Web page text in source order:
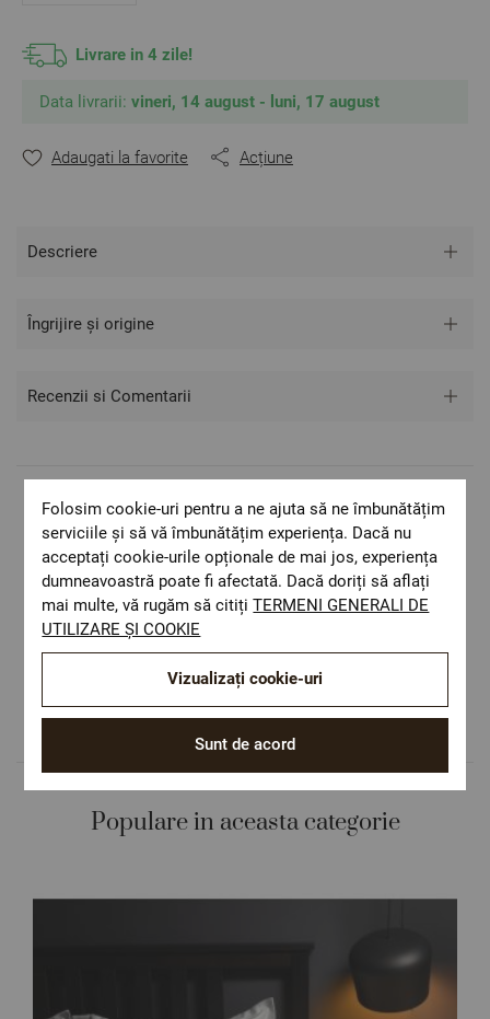
Față de pilotă: 100% Poliester
Densitate: 300 gr/m2
sau tonalitatea.
Livrare in 4 zile!
Data livrarii: vineri, 14 august - luni, 17 august
Adaugati la favorite Acțiune
Descriere
Îngrijire și origine
Recenzii si Comentarii
Livrare rapida
Costul de livrare este 19.60 lei pe teritoriul
României.
ОЕКО-ТЕX STANDARD 100
Materiale textile care sunt sigure pentru
sănătatea dumneavoastră.
Culori și imprimeuri pentru orice stil și
preferință.
Populare in aceasta categorie
Folosim cookie-uri pentru a ne ajuta să ne îmbunătățim
serviciile și să vă îmbunătățim experiența. Dacă nu
acceptați cookie-urile opționale de mai jos, experiența
dumneavoastră poate fi afectată. Dacă doriți să aflați
mai multe, vă rugăm să citițiTERMENI GENERALI DE
UTILIZARE ȘI COOKIE
Sunt de acord
Vizualizați cookie-uri